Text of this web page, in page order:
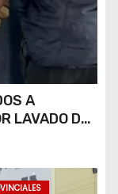
A
LAVADO DE